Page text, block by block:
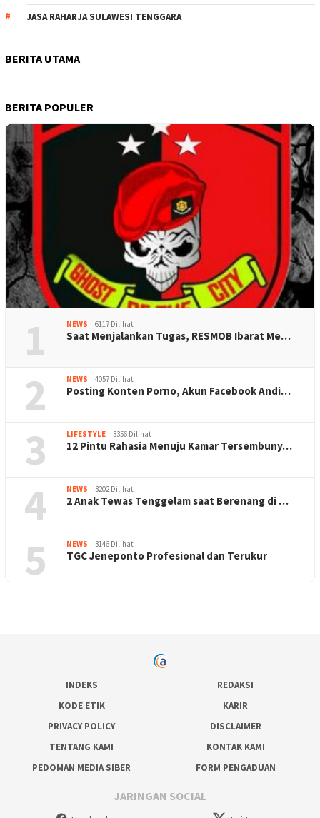
JASA RAHARJA SULAWESI TENGGARA
BERITA UTAMA
BERITA POPULER
1 NEWS 6117 Dilihat
Saat Menjalankan Tugas, RESMOB Ibarat Me…
2 NEWS 4057 Dilihat
Posting Konten Porno, Akun Facebook Andi…
3 LIFESTYLE 3356 Dilihat
12 Pintu Rahasia Menuju Kamar Tersembuny…
4 NEWS 3202 Dilihat
2 Anak Tewas Tenggelam saat Berenang di …
5 NEWS 3146 Dilihat
TGC Jeneponto Profesional dan Terukur
INDEKS
REDAKSI
KODE ETIK
KARIR
PRIVACY POLICY
DISCLAIMER
TENTANG KAMI
KONTAK KAMI
PEDOMAN MEDIA SIBER
FORM PENGADUAN
JARINGAN SOCIAL